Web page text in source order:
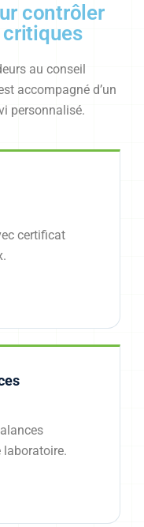
contrôler
au conseil
accompagné d’un
personnalisé.
certificat
laboratoire.